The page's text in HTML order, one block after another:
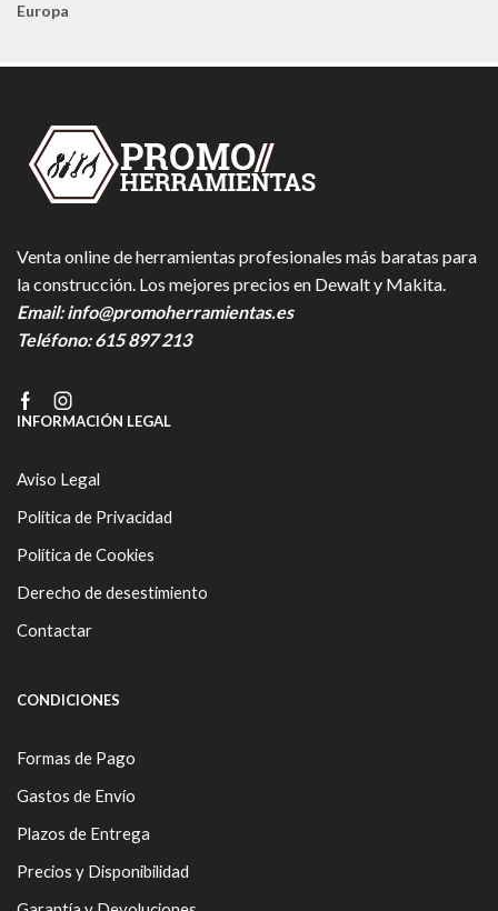
Europa
Venta online de herramientas profesionales más baratas para
la construcción. Los mejores precios en Dewalt y Makita.
Email:info@promoherramientas.es
Teléfono:615 897 213
FacebookInstagram
INFORMACIÓN LEGAL
Aviso Legal
Política de Privacidad
Política de Cookies
Derecho de desestimiento
Contactar
CONDICIONES
Formas de Pago
Gastos de Envío
Plazos de Entrega
Precios y Disponibilidad